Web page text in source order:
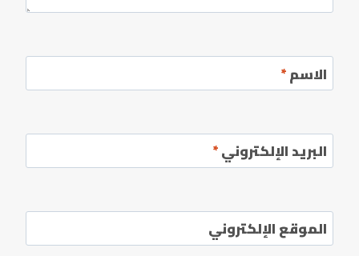
الاسم*
البريد الإلكتروني*
الموقع الإلكتروني